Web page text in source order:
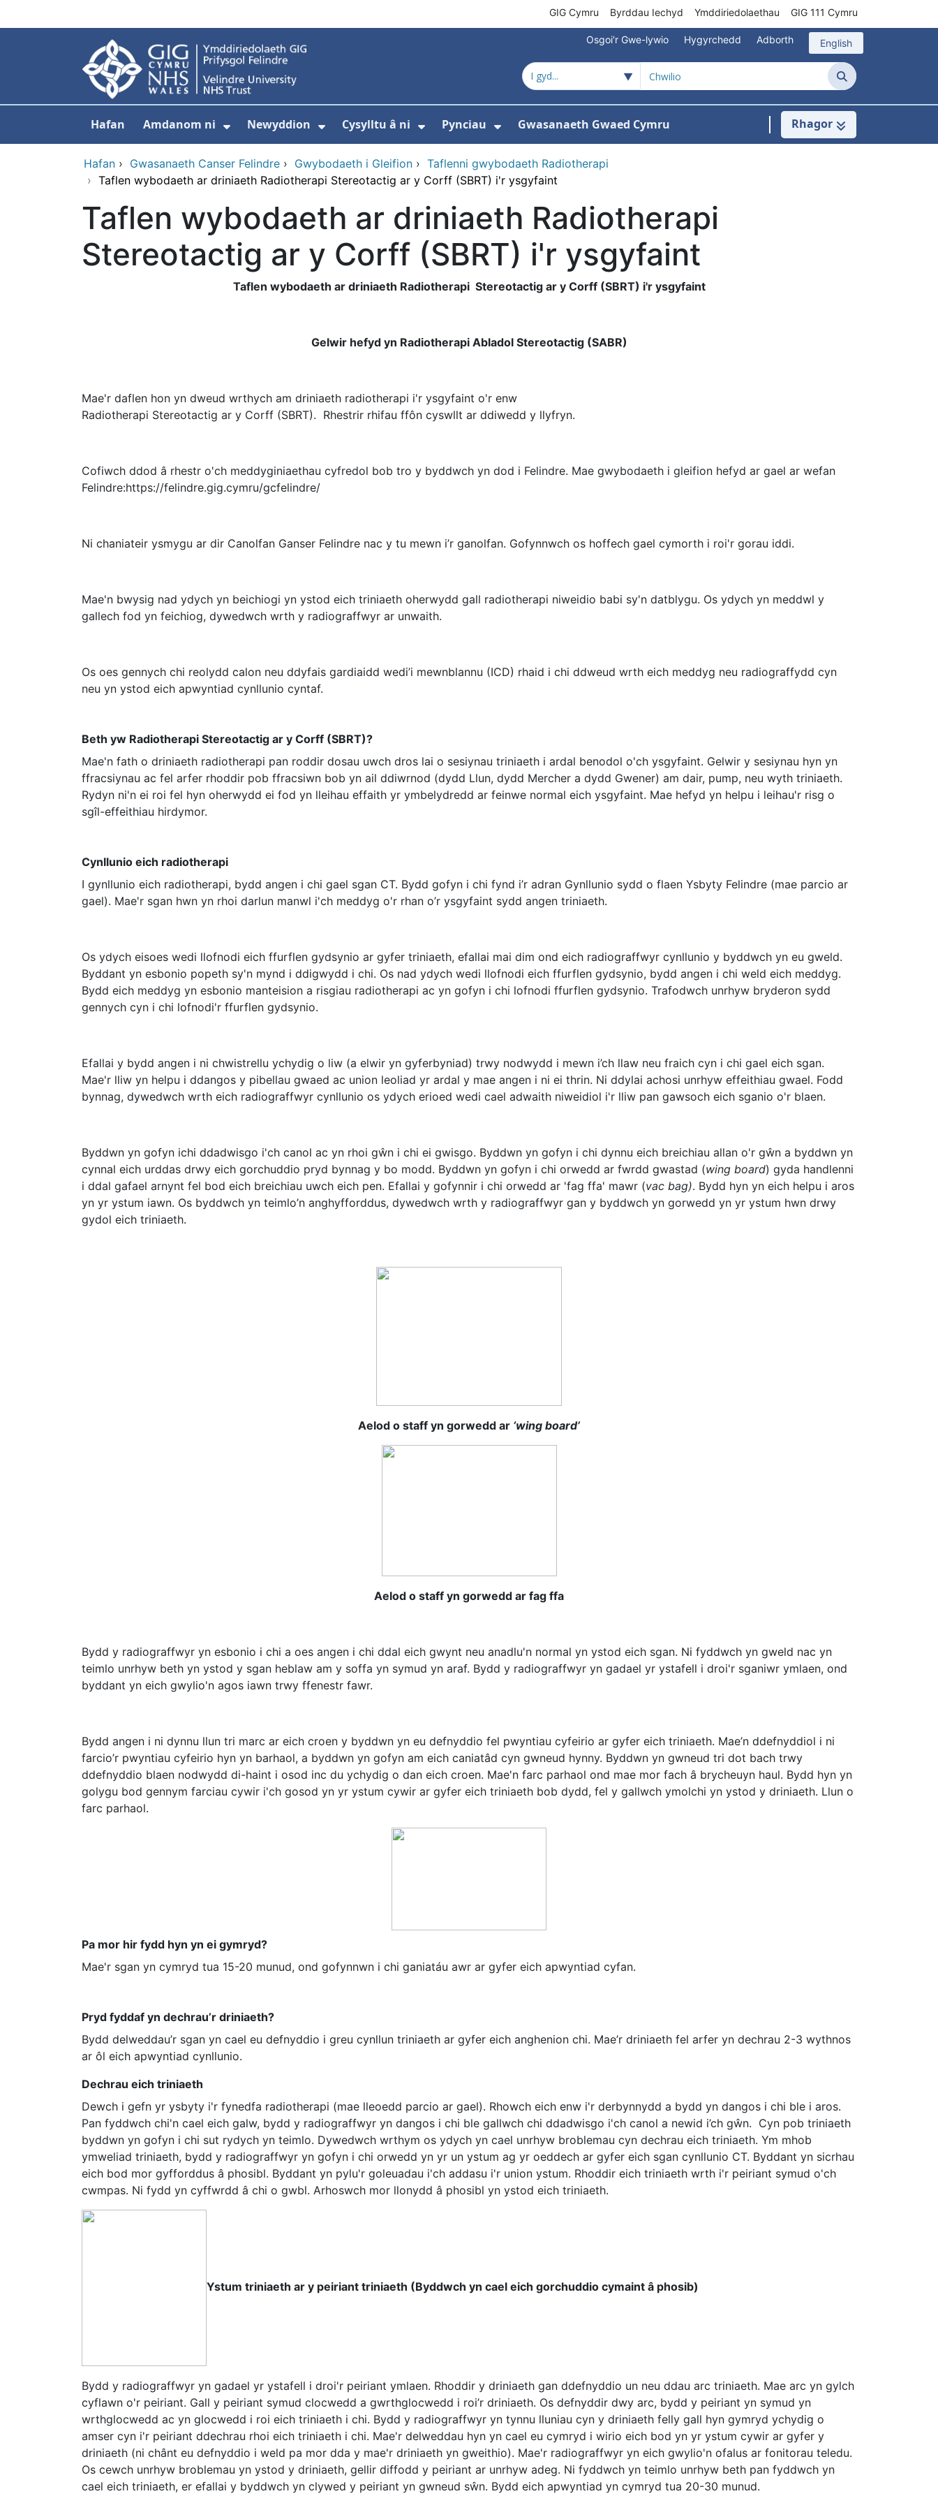
GIG Cymru Byrddau Iechyd Ymddiriedolaethau GIG 111 Cymru
Osgoi'r Gwe-lywio Hygyrchedd Adborth English
Chwilio
Hafan Amdanom ni Newyddion Cysylltu â ni Pynciau Gwasanaeth Gwaed Cymru Rhagor
Hafan › Gwasanaeth Canser Felindre › Gwybodaeth i Gleifion › Taflenni gwybodaeth Radiotherapi
› Taflen wybodaeth ar driniaeth Radiotherapi Stereotactig ar y Corff (SBRT) i'r ysgyfaint
Taflen wybodaeth ar driniaeth Radiotherapi
Stereotactig ar y Corff (SBRT) i'r ysgyfaint
Taflen wybodaeth ar driniaeth Radiotherapi Stereotactig ar y Corff (SBRT) i'r ysgyfaint
Gelwir hefyd yn Radiotherapi Abladol Stereotactig (SABR)
Mae'r daflen hon yn dweud wrthych am driniaeth radiotherapi i'r ysgyfaint o'r enw
Radiotherapi Stereotactig ar y Corff (SBRT). Rhestrir rhifau ffôn cyswllt ar ddiwedd y llyfryn.
Cofiwch ddod â rhestr o'ch meddyginiaethau cyfredol bob tro y byddwch yn dod i Felindre. Mae gwybodaeth i gleifion hefyd ar gael ar wefan
Felindre:https://felindre.gig.cymru/gcfelindre/
Ni chaniateir ysmygu ar dir Canolfan Ganser Felindre nac y tu mewn i’r ganolfan. Gofynnwch os hoffech gael cymorth i roi'r gorau iddi.
Mae'n bwysig nad ydych yn beichiogi yn ystod eich triniaeth oherwydd gall radiotherapi niweidio babi sy'n datblygu. Os ydych yn meddwl y
gallech fod yn feichiog, dywedwch wrth y radiograffwyr ar unwaith.
Os oes gennych chi reolydd calon neu ddyfais gardiaidd wedi’i mewnblannu (ICD) rhaid i chi ddweud wrth eich meddyg neu radiograffydd cyn
neu yn ystod eich apwyntiad cynllunio cyntaf.
Beth yw Radiotherapi Stereotactig ar y Corff (SBRT)?
Mae'n fath o driniaeth radiotherapi pan roddir dosau uwch dros lai o sesiynau triniaeth i ardal benodol o'ch ysgyfaint. Gelwir y sesiynau hyn yn
ffracsiynau ac fel arfer rhoddir pob ffracsiwn bob yn ail ddiwrnod (dydd Llun, dydd Mercher a dydd Gwener) am dair, pump, neu wyth triniaeth.
Rydyn ni'n ei roi fel hyn oherwydd ei fod yn lleihau effaith yr ymbelydredd ar feinwe normal eich ysgyfaint. Mae hefyd yn helpu i leihau'r risg o
sgîl-effeithiau hirdymor.
Cynllunio eich radiotherapi
I gynllunio eich radiotherapi, bydd angen i chi gael sgan CT. Bydd gofyn i chi fynd i’r adran Gynllunio sydd o flaen Ysbyty Felindre (mae parcio ar
gael). Mae'r sgan hwn yn rhoi darlun manwl i'ch meddyg o'r rhan o’r ysgyfaint sydd angen triniaeth.
Os ydych eisoes wedi llofnodi eich ffurflen gydsynio ar gyfer triniaeth, efallai mai dim ond eich radiograffwyr cynllunio y byddwch yn eu gweld.
Byddant yn esbonio popeth sy'n mynd i ddigwydd i chi. Os nad ydych wedi llofnodi eich ffurflen gydsynio, bydd angen i chi weld eich meddyg.
Bydd eich meddyg yn esbonio manteision a risgiau radiotherapi ac yn gofyn i chi lofnodi ffurflen gydsynio. Trafodwch unrhyw bryderon sydd
gennych cyn i chi lofnodi'r ffurflen gydsynio.
Efallai y bydd angen i ni chwistrellu ychydig o liw (a elwir yn gyferbyniad) trwy nodwydd i mewn i’ch llaw neu fraich cyn i chi gael eich sgan.
Mae'r lliw yn helpu i ddangos y pibellau gwaed ac union leoliad yr ardal y mae angen i ni ei thrin. Ni ddylai achosi unrhyw effeithiau gwael. Fodd
bynnag, dywedwch wrth eich radiograffwyr cynllunio os ydych erioed wedi cael adwaith niweidiol i'r lliw pan gawsoch eich sganio o'r blaen.
Byddwn yn gofyn ichi ddadwisgo i'ch canol ac yn rhoi gŵn i chi ei gwisgo. Byddwn yn gofyn i chi dynnu eich breichiau allan o'r gŵn a byddwn yn
cynnal eich urddas drwy eich gorchuddio pryd bynnag y bo modd. Byddwn yn gofyn i chi orwedd ar fwrdd gwastad (wing board) gyda handlenni
i ddal gafael arnynt fel bod eich breichiau uwch eich pen. Efallai y gofynnir i chi orwedd ar 'fag ffa' mawr (vac bag). Bydd hyn yn eich helpu i aros
yn yr ystum iawn. Os byddwch yn teimlo’n anghyfforddus, dywedwch wrth y radiograffwyr gan y byddwch yn gorwedd yn yr ystum hwn drwy
gydol eich triniaeth.
Aelod o staff yn gorwedd ar ‘wing board’
Aelod o staff yn gorwedd ar fag ffa
Bydd y radiograffwyr yn esbonio i chi a oes angen i chi ddal eich gwynt neu anadlu'n normal yn ystod eich sgan. Ni fyddwch yn gweld nac yn
teimlo unrhyw beth yn ystod y sgan heblaw am y soffa yn symud yn araf. Bydd y radiograffwyr yn gadael yr ystafell i droi'r sganiwr ymlaen, ond
byddant yn eich gwylio'n agos iawn trwy ffenestr fawr.
Bydd angen i ni dynnu llun tri marc ar eich croen y byddwn yn eu defnyddio fel pwyntiau cyfeirio ar gyfer eich triniaeth. Mae’n ddefnyddiol i ni
farcio’r pwyntiau cyfeirio hyn yn barhaol, a byddwn yn gofyn am eich caniatâd cyn gwneud hynny. Byddwn yn gwneud tri dot bach trwy
ddefnyddio blaen nodwydd di-haint i osod inc du ychydig o dan eich croen. Mae'n farc parhaol ond mae mor fach â brycheuyn haul. Bydd hyn yn
golygu bod gennym farciau cywir i'ch gosod yn yr ystum cywir ar gyfer eich triniaeth bob dydd, fel y gallwch ymolchi yn ystod y driniaeth. Llun o
farc parhaol.
Pa mor hir fydd hyn yn ei gymryd?
Mae'r sgan yn cymryd tua 15-20 munud, ond gofynnwn i chi ganiatáu awr ar gyfer eich apwyntiad cyfan.
Pryd fyddaf yn dechrau’r driniaeth?
Bydd delweddau’r sgan yn cael eu defnyddio i greu cynllun triniaeth ar gyfer eich anghenion chi. Mae’r driniaeth fel arfer yn dechrau 2-3 wythnos
ar ôl eich apwyntiad cynllunio.
Dechrau eich triniaeth
Dewch i gefn yr ysbyty i'r fynedfa radiotherapi (mae lleoedd parcio ar gael). Rhowch eich enw i'r derbynnydd a bydd yn dangos i chi ble i aros.
Pan fyddwch chi'n cael eich galw, bydd y radiograffwyr yn dangos i chi ble gallwch chi ddadwisgo i'ch canol a newid i’ch gŵn. Cyn pob triniaeth
byddwn yn gofyn i chi sut rydych yn teimlo. Dywedwch wrthym os ydych yn cael unrhyw broblemau cyn dechrau eich triniaeth. Ym mhob
ymweliad triniaeth, bydd y radiograffwyr yn gofyn i chi orwedd yn yr un ystum ag yr oeddech ar gyfer eich sgan cynllunio CT. Byddant yn sicrhau
eich bod mor gyfforddus â phosibl. Byddant yn pylu'r goleuadau i'ch addasu i'r union ystum. Rhoddir eich triniaeth wrth i'r peiriant symud o'ch
cwmpas. Ni fydd yn cyffwrdd â chi o gwbl. Arhoswch mor llonydd â phosibl yn ystod eich triniaeth.
Ystum triniaeth ar y peiriant triniaeth (Byddwch yn cael eich gorchuddio cymaint â phosib)
Bydd y radiograffwyr yn gadael yr ystafell i droi'r peiriant ymlaen. Rhoddir y driniaeth gan ddefnyddio un neu ddau arc triniaeth. Mae arc yn gylch
cyflawn o'r peiriant. Gall y peiriant symud clocwedd a gwrthglocwedd i roi’r driniaeth. Os defnyddir dwy arc, bydd y peiriant yn symud yn
wrthglocwedd ac yn glocwedd i roi eich triniaeth i chi. Bydd y radiograffwyr yn tynnu lluniau cyn y driniaeth felly gall hyn gymryd ychydig o
amser cyn i'r peiriant ddechrau rhoi eich triniaeth i chi. Mae'r delweddau hyn yn cael eu cymryd i wirio eich bod yn yr ystum cywir ar gyfer y
driniaeth (ni chânt eu defnyddio i weld pa mor dda y mae'r driniaeth yn gweithio). Mae'r radiograffwyr yn eich gwylio'n ofalus ar fonitorau teledu.
Os cewch unrhyw broblemau yn ystod y driniaeth, gellir diffodd y peiriant ar unrhyw adeg. Ni fyddwch yn teimlo unrhyw beth pan fyddwch yn
cael eich triniaeth, er efallai y byddwch yn clywed y peiriant yn gwneud sŵn. Bydd eich apwyntiad yn cymryd tua 20-30 munud.